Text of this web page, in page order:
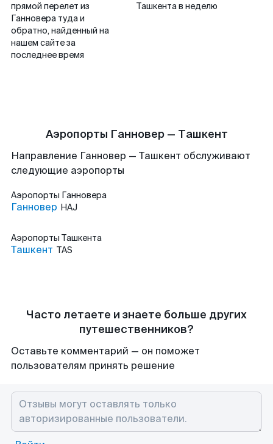
прямой перелет из
Ганновера туда и
обратно, найденный на
нашем сайте за
последнее время
Ташкента в неделю
Аэропорты Ганновер — Ташкент
Направление Ганновер — Ташкент обслуживают
следующие аэропорты
Аэропорты Ганновера
Ганновер HAJ
Аэропорты Ташкента
Ташкент TAS
Часто летаете и знаете больше других
путешественников?
Оставьте комментарий — он поможет
пользователям принять решение